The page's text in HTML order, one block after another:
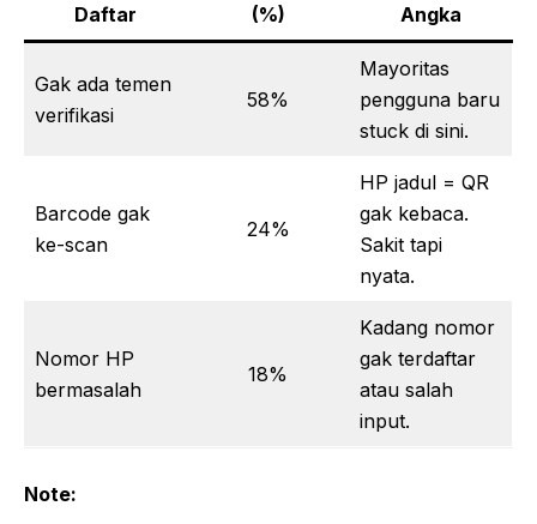
Daftar
(%)
Angka
Gak ada temen
verifikasi
58%
Mayoritas
pengguna baru
stuck di sini.
Barcode gak
ke-scan
24%
HP jadul = QR
gak kebaca.
Sakit tapi
nyata.
Nomor HP
bermasalah
18%
Kadang nomor
gak terdaftar
atau salah
input.
Note: